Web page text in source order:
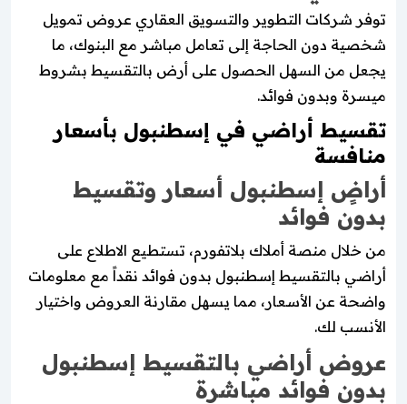
توفر شركات التطوير والتسويق العقاري عروض تمويل
شخصية دون الحاجة إلى تعامل مباشر مع البنوك، ما
يجعل من السهل الحصول على أرض بالتقسيط بشروط
ميسرة وبدون فوائد.
تقسيط أراضي في إسطنبول بأسعار
منافسة
أراضٍ إسطنبول أسعار وتقسيط
بدون فوائد
من خلال منصة أملاك بلاتفورم، تستطيع الاطلاع على
أراضي بالتقسيط إسطنبول بدون فوائد نقداً مع معلومات
واضحة عن الأسعار، مما يسهل مقارنة العروض واختيار
الأنسب لك.
عروض أراضي بالتقسيط إسطنبول
بدون فوائد مباشرة